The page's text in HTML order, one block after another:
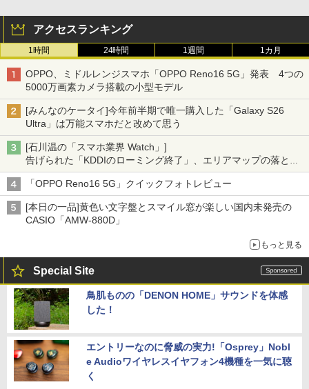
アクセスランキング
1時間 24時間 1週間 1カ月
OPPO、ミドルレンジスマホ「OPPO Reno16 5G」発表 4つの
5000万画素カメラ搭載の小型モデル
[みんなのケータイ]今年前半期で唯一購入した「Galaxy S26
Ultra」は万能スマホだと改めて思う
[石川温の「スマホ業界 Watch」]
告げられた「KDDIのローミング終了」、エリアマップの落とし
穴と楽天モバイルの課題
「OPPO Reno16 5G」クイックフォトレビュー
[本日の一品]黄色い文字盤とスマイル窓が楽しい国内未発売の
CASIO「AMW-880D」
もっと見る
Special Site
鳥肌ものの「DENON HOME」サウンドを体感
した！
エントリーなのに脅威の実力!「Osprey」Nobl
e Audioワイヤレスイヤフォン4機種を一気に聴
く